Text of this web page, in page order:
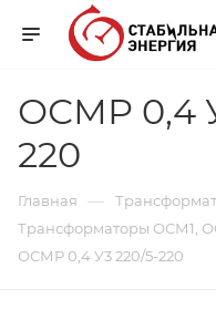
ОСМР 0,4
220
Главная —
Трансформаторы ОСМ1,
ОСМР 0,4 У3 220/5-220